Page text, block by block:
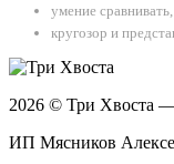
умение
кругозор и
2026 © Три Хвоста
ИП Мясников